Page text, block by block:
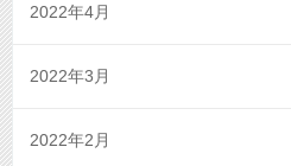
2022年4月
2022年3月
2022年2月